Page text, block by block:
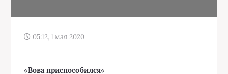
05:12, 1 мая 2020
«Вова приспособился«